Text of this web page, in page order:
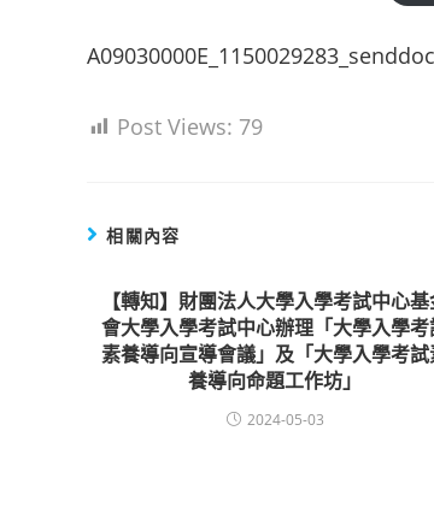
Post Views: 79
相關內容
【轉知】財團法人大學入學考試中心
會大學入學考試中心辦理「大學入學考
素養導向宣導會議」及「大學入學考試
養導向命題工作坊」
2024-05-03